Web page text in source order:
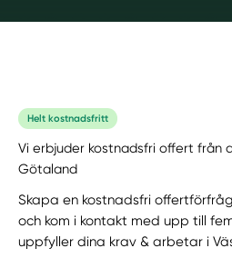
Helt kostnadsfritt
Vi erbjuder kostnadsfri offert från
Götaland
Skapa en kostnadsfri
och kom i kontakt med upp till
uppfyller dina krav & arbetar i